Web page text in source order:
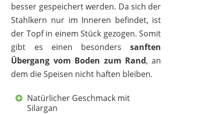
besser gespeichert werden. Da sich der
Stahlkern nur im Inneren befindet, ist
der Topf in einem Stück gezogen. Somit
gibt es einen besonders sanften
Übergang vom Boden zum Rand, an
dem die Speisen nicht haften bleiben.
Natürlicher Geschmack mit
Silargan